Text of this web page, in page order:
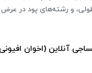
و رشته‌های پود در
آنلاین (اخوان